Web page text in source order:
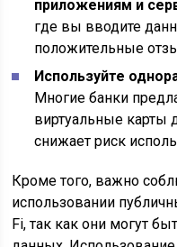
приложениям и
где вы вводите
положительные
Используйте
Многие банки
виртуальные карты
снижает риск
Кроме того, важно
использовании
Fi, так как они могут